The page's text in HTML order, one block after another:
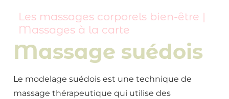
Les massages corporels bien-être |
Massages à la carte
Massage suédois
Le modelage suédois est une technique de
massage thérapeutique qui utilise des